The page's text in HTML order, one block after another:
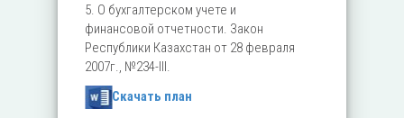
5. О бухгалтерском учете и
финансовой отчетности. Закон
Республики Казахстан от 28 февраля
2007г., №234-III.
Скачать план